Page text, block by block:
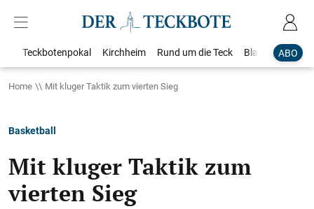
ABO
Teckbotenpokal Kirchheim Rund um die Teck Blaulicht
Home Mit kluger Taktik zum vierten Sieg
Basketball
Mit kluger Taktik zum
vierten Sieg